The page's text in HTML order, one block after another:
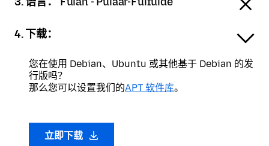
4. 下载：
您在使用 Debian、Ubuntu 或其他基于 Debian 的发
行版吗？
那么您可以设置我们的APT 软件库。
立即下载